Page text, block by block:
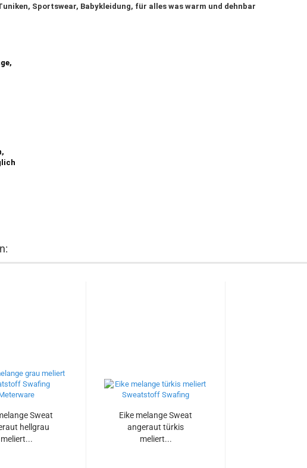
Sportswear, Babykleidung, für alles was warm und dehnbar
Sweat
hellgrau
meliert...
Eike melange Sweat
angeraut türkis
meliert...